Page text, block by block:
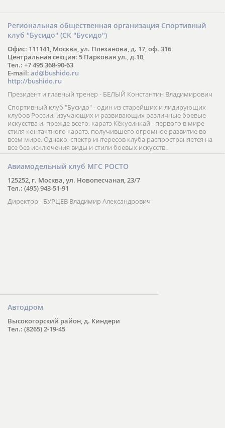
Региональная общественная организация Спортивный
клуб "Бусидо" (СК "Бусидо")
Офис: 111141, Москва, ул. Плеханова, д. 17, оф. 316
Центральная секция: 5 Парковая ул., д.10,
Тел.: +7 495 368-90-63
E-mail: ad@bushido.ru
http://bushido.ru
Президент и главный тренер - БЕЛЫЙ Константин Владимирович
Спортивный клуб "Бусидо" - один из старейших и лидирующих
клубов России, изучающих и развивающих различные боевые
искусства и, прежде всего, каратэ Кёкусинкай - первого в мире
стиля контактного каратэ, получившего огромное развитие во
всем мире. Однако, спектр интересов клуба распространяется на
все без исключения виды и стили боевых искусств.
Авиамодельный клуб МГС РОСТО
125252, г. Москва, ул. Новопесчаная, 23/7
Тел.: (495) 943-51-91
Директор - БУРЦЕВ Владимир Александрович
Автодром
Высокогорский район, д. Киндери
Тел.: (8265) 2-19-45